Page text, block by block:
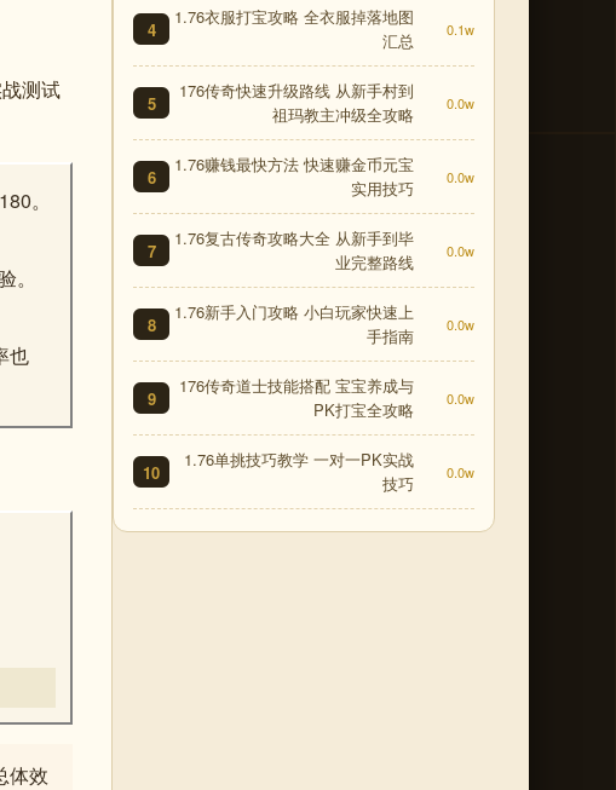
测试
。
也
体效
4
1.76衣服打宝攻略 全衣服掉落地图
汇总
0.1w
5
176传奇快速升级路线 从新手村到
祖玛教主冲级全攻略
0.0w
6
1.76赚钱最快方法 快速赚金币元宝
实用技巧
0.0w
7
1.76复古传奇攻略大全 从新手到毕
业完整路线
0.0w
8
1.76新手入门攻略 小白玩家快速上
手指南
0.0w
9
176传奇道士技能搭配 宝宝养成与
PK打宝全攻略
0.0w
10
1.76单挑技巧教学 一对一PK实战
技巧
0.0w